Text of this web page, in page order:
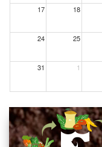
17 18
24 25
31 1